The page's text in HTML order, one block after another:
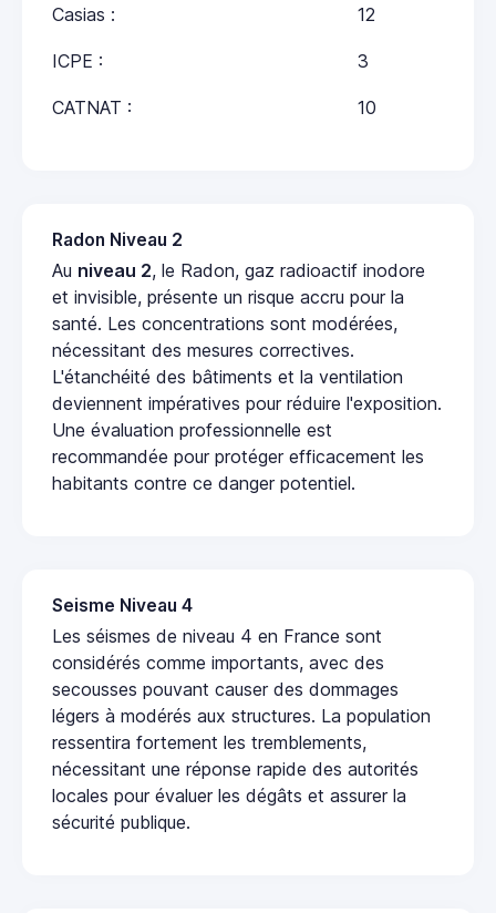
Casias : 12
ICPE : 3
CATNAT : 10
Radon Niveau 2
Au niveau 2, le Radon, gaz radioactif inodore
et invisible, présente un risque accru pour la
santé. Les concentrations sont modérées,
nécessitant des mesures correctives.
L'étanchéité des bâtiments et la ventilation
deviennent impératives pour réduire l'exposition.
Une évaluation professionnelle est
recommandée pour protéger efficacement les
habitants contre ce danger potentiel.
Seisme Niveau 4
Les séismes de niveau 4 en France sont
considérés comme importants, avec des
secousses pouvant causer des dommages
légers à modérés aux structures. La population
ressentira fortement les tremblements,
nécessitant une réponse rapide des autorités
locales pour évaluer les dégâts et assurer la
sécurité publique.